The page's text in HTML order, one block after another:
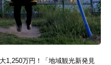
1,250万円！「地域観光新発見